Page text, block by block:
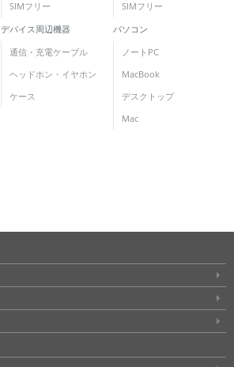
SIMフリー SIMフリー
デバイス周辺機器
通信・充電ケーブル
ヘッドホン・イヤホン
ケース
パソコン
ノートPC
MacBook
デスクトップ
Mac